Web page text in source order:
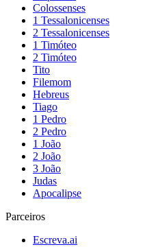
Colossenses
1 Tessalonicenses
2 Tessalonicenses
1 Timóteo
2 Timóteo
Tito
Filemom
Hebreus
Tiago
1 Pedro
2 Pedro
1 João
2 João
3 João
Judas
Apocalipse
Parceiros
Escreva.ai